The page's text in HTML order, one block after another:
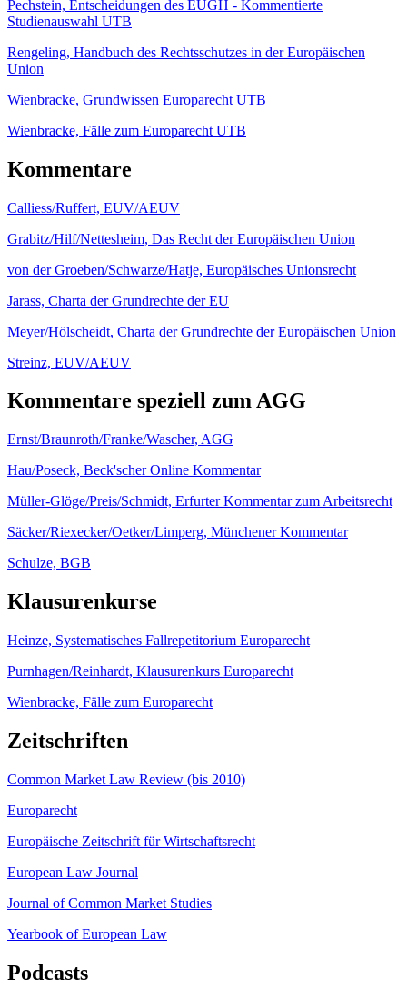
Pechstein, Entscheidungen des EUGH - Kommentierte
Studienauswahl UTB
Rengeling, Handbuch des Rechtsschutzes in der Europäischen
Union
Wienbracke, Grundwissen Europarecht UTB
Wienbracke, Fälle zum Europarecht UTB
Kommentare
Calliess/Ruffert, EUV/AEUV
Grabitz/Hilf/Nettesheim, Das Recht der Europäischen Union
von der Groeben/Schwarze/Hatje, Europäisches Unionsrecht
Jarass, Charta der Grundrechte der EU
Meyer/Hölscheidt, Charta der Grundrechte der Europäischen Union
Streinz, EUV/AEUV
Kommentare speziell zum AGG
Ernst/Braunroth/Franke/Wascher, AGG
Hau/Poseck, Beck'scher Online Kommentar
Müller-Glöge/Preis/Schmidt, Erfurter Kommentar zum Arbeitsrecht
Säcker/Riexecker/Oetker/Limperg, Münchener Kommentar
Schulze, BGB
Klausurenkurse
Heinze, Systematisches Fallrepetitorium Europarecht
Purnhagen/Reinhardt, Klausurenkurs Europarecht
Wienbracke, Fälle zum Europarecht
Zeitschriften
Common Market Law Review (bis 2010)
Europarecht
Europäische Zeitschrift für Wirtschaftsrecht
European Law Journal
Journal of Common Market Studies
Yearbook of European Law
Podcasts